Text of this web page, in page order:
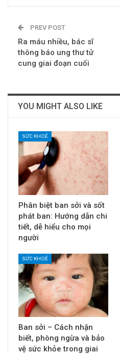
PREV POST
Ra máu nhiều, bác sĩ
thông báo ung thư tử
cung giai đoạn cuối
YOU MIGHT ALSO LIKE
SỨC KHOẺ
Phân biệt ban sởi và sốt
phát ban: Hướng dẫn chi
tiết, dễ hiểu cho mọi
người
SỨC KHOẺ
Ban sởi – Cách nhận
biết, phòng ngừa và bảo
vệ sức khỏe trong giai